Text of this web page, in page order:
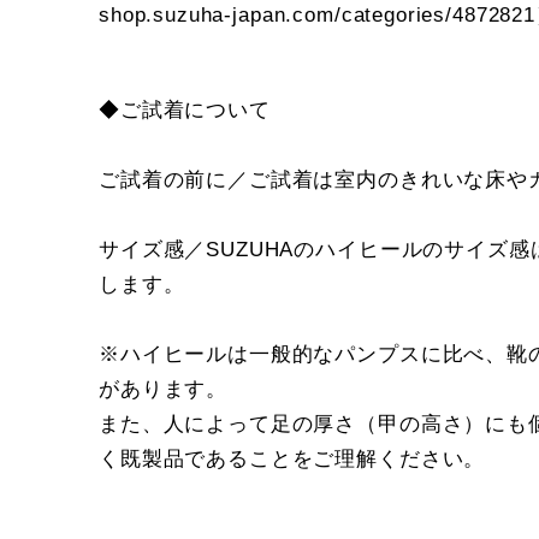
shop.suzuha-japan.com/categories/4872821
◆ご試着について
ご試着の前に／ご試着は室内のきれいな床
サイズ感／SUZUHAのハイヒールのサイズ
します。
※ハイヒールは一般的なパンプスに比べ、靴
があります。
また、人によって足の厚さ（甲の高さ）に
く既製品であることをご理解ください。